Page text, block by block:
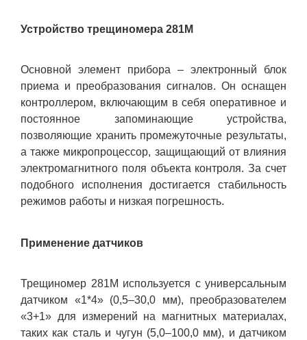
Устройство трещиномера 281М
Основной элемент прибора – электронный блок
приема и преобразования сигналов. Он оснащен
контроллером, включающим в себя оперативное и
постоянное запоминающие устройства,
позволяющие хранить промежуточные результаты,
а также микропроцессор, защищающий от влияния
электромагнитного поля объекта контроля. За счет
подобного исполнения достигается стабильность
режимов работы и низкая погрешность.
Применение датчиков
Трещиномер 281М используется с универсальным
датчиком «1*4» (0,5–30,0 мм), преобразователем
«3+1» для измерений на магнитных материалах,
таких как сталь и чугун (5,0–100,0 мм), и датчиком